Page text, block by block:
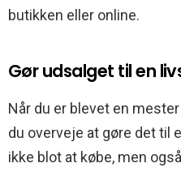
butikken eller online.
Gør udsalget til en
Når du er blevet en
du overveje at gøre det til
ikke blot at købe, men